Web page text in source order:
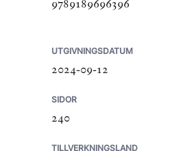
9789189696396
UTGIVNINGSDATUM
2024-09-12
SIDOR
240
TILLVERKNINGSLAND